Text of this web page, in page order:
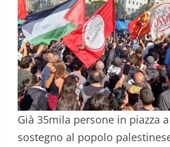
Già 35mila persone in piazza
sostegno al popolo